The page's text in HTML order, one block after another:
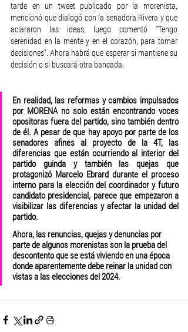
tarde en un tweet publicado por la morenista,
mencionó que dialogó con la senadora Rivera y que
aclararon las ideas, luego comentó “Tengo
serenidad en la mente y en el corazón, para tomar
decisiones”. Ahora habrá que esperar si mantiene su
decisión o si buscará otra bancada.
En realidad, las reformas y cambios impulsados
por MORENA no solo están encontrando voces
opositoras fuera del partido, sino también dentro
de él. A pesar de que hay apoyo por parte de los
senadores afines al proyecto de la 4T, las
diferencias que están ocurriendo al interior del
partido guinda y también las quejas que
protagonizó Marcelo Ebrard durante el proceso
interno para la elección del coordinador y futuro
candidato presidencial, parece que empezaron a
visibilizar las diferencias y afectar la unidad del
partido.
Ahora, las renuncias, quejas y denuncias por
parte de algunos morenistas son la prueba del
descontento que se está viviendo en una época
donde aparentemente debe reinar la unidad con
vistas a las elecciones del 2024.